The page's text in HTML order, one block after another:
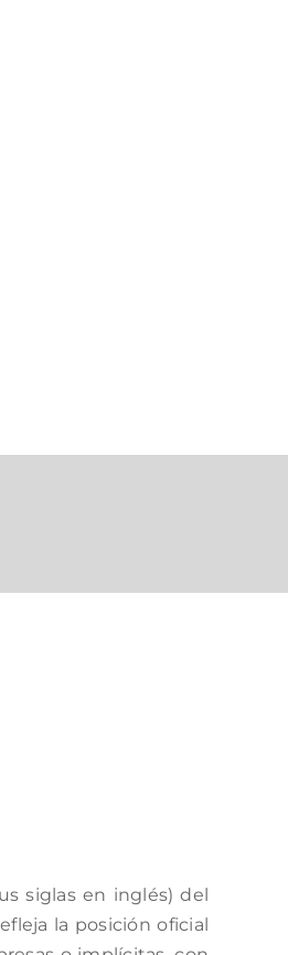
siglas en inglés) del
la posición oficial